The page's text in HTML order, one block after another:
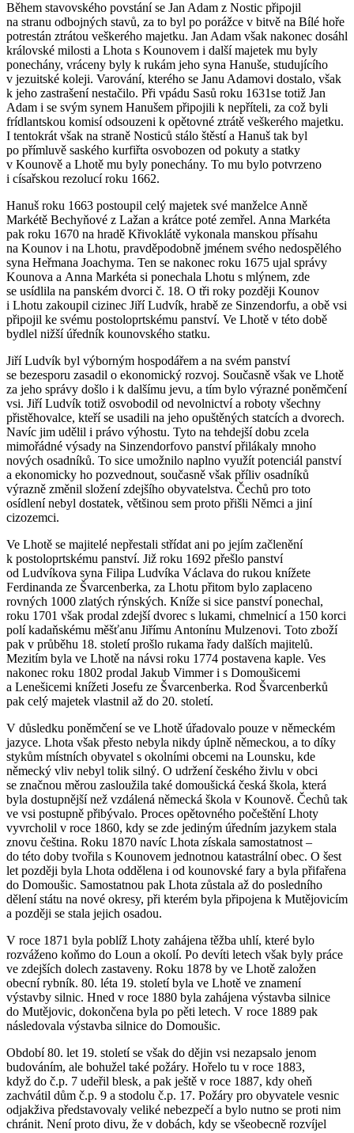
Během stavovského povstání se Jan Adam z Nostic připojil
na stranu odbojných stavů, za to byl po porážce v bitvě na Bílé hoře
potrestán ztrátou veškerého majetku. Jan Adam však nakonec dosáhl
královské milosti a Lhota s Kounovem i další majetek mu byly
ponechány, vráceny byly k rukám jeho syna Hanuše, studujícího
v jezuitské koleji. Varování, kterého se Janu Adamovi dostalo, však
k jeho zastrašení nestačilo. Při vpádu Sasů roku 1631se totiž Jan
Adam i se svým synem Hanušem připojili k nepříteli, za což byli
frídlantskou komisí odsouzeni k opětovné ztrátě veškerého majetku.
I tentokrát však na straně Nosticů stálo štěstí a Hanuš tak byl
po přímluvě saského kurfiřta osvobozen od pokuty a statky
v Kounově a Lhotě mu byly ponechány. To mu bylo potvrzeno
i císařskou rezolucí roku 1662.
Hanuš roku 1663 postoupil celý majetek své manželce Anně
Markétě Bechyňové z Lažan a krátce poté zemřel. Anna Markéta
pak roku 1670 na hradě Křivoklátě vykonala manskou přísahu
na Kounov i na Lhotu, pravděpodobně jménem svého nedospělého
syna Heřmana Joachyma. Ten se nakonec roku 1675 ujal správy
Kounova a Anna Markéta si ponechala Lhotu s mlýnem, zde
se usídlila na panském dvorci č. 18. O tři roky později Kounov
i Lhotu zakoupil cizinec Jiří Ludvík, hrabě ze Sinzendorfu, a obě vsi
připojil ke svému postoloprtskému panství. Ve Lhotě v této době
bydlel nižší úředník kounovského statku.
Jiří Ludvík byl výborným hospodářem a na svém panství
se bezesporu zasadil o ekonomický rozvoj. Současně však ve Lhotě
za jeho správy došlo i k dalšímu jevu, a tím bylo výrazné poněmčení
vsi. Jiří Ludvík totiž osvobodil od nevolnictví a roboty všechny
přistěhovalce, kteří se usadili na jeho opuštěných statcích a dvorech.
Navíc jim udělil i právo výhostu. Tyto na tehdejší dobu zcela
mimořádné výsady na Sinzendorfovo panství přilákaly mnoho
nových osadníků. To sice umožnilo naplno využít potenciál panství
a ekonomicky ho pozvednout, současně však příliv osadníků
výrazně změnil složení zdejšího obyvatelstva. Čechů pro toto
osídlení nebyl dostatek, většinou sem proto přišli Němci a jiní
cizozemci.
Ve Lhotě se majitelé nepřestali střídat ani po jejím začlenění
k postoloprtskému panství. Již roku 1692 přešlo panství
od Ludvíkova syna Filipa Ludvíka Václava do rukou knížete
Ferdinanda ze Švarcenberka, za Lhotu přitom bylo zaplaceno
rovných 1000 zlatých rýnských. Kníže si sice panství ponechal,
roku 1701 však prodal zdejší dvorec s lukami, chmelnicí a 150 korci
polí kadaňskému měšťanu Jiřímu Antonínu Mulzenovi. Toto zboží
pak v průběhu 18. století prošlo rukama řady dalších majitelů.
Mezitím byla ve Lhotě na návsi roku 1774 postavena kaple. Ves
nakonec roku 1802 prodal Jakub Vimmer i s Domoušicemi
a Lenešicemi knížeti Josefu ze Švarcenberka. Rod Švarcenberků
pak celý majetek vlastnil až do 20. století.
V důsledku poněmčení se ve Lhotě úřadovalo pouze v německém
jazyce. Lhota však přesto nebyla nikdy úplně německou, a to díky
stykům místních obyvatel s okolními obcemi na Lounsku, kde
německý vliv nebyl tolik silný. O udržení českého živlu v obci
se značnou měrou zasloužila také domoušická česká škola, která
byla dostupnější než vzdálená německá škola v Kounově. Čechů tak
ve vsi postupně přibývalo. Proces opětovného počeštění Lhoty
vyvrcholil v roce 1860, kdy se zde jediným úředním jazykem stala
znovu čeština. Roku 1870 navíc Lhota získala samostatnost –
do této doby tvořila s Kounovem jednotnou katastrální obec. O šest
let později byla Lhota oddělena i od kounovské fary a byla přifařena
do Domoušic. Samostatnou pak Lhota zůstala až do posledního
dělení státu na nové okresy, při kterém byla připojena k Mutějovicím
a později se stala jejich osadou.
V roce 1871 byla poblíž Lhoty zahájena těžba uhlí, které bylo
rozváženo koňmo do Loun a okolí. Po devíti letech však byly práce
ve zdejších dolech zastaveny. Roku 1878 by ve Lhotě založen
obecní rybník. 80. léta 19. století byla ve Lhotě ve znamení
výstavby silnic. Hned v roce 1880 byla zahájena výstavba silnice
do Mutějovic, dokončena byla po pěti letech. V roce 1889 pak
následovala výstavba silnice do Domoušic.
Období 80. let 19. století se však do dějin vsi nezapsalo jenom
budováním, ale bohužel také požáry. Hořelo tu v roce 1883,
když do č.p. 7 udeřil blesk, a pak ještě v roce 1887, kdy oheň
zachvátil dům č.p. 9 a stodolu č.p. 17. Požáry pro obyvatele vesnic
odjakživa představovaly veliké nebezpečí a bylo nutno se proti nim
chránit. Není proto divu, že v dobách, kdy se všeobecně rozvíjel